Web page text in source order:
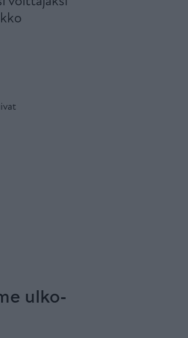
ulko-